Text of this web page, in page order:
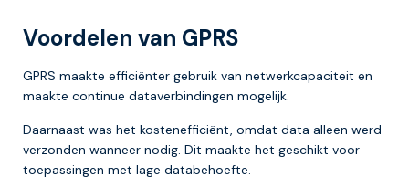
Voordelen van GPRS
GPRS maakte efficiënter gebruik van netwerkcapaciteit en
maakte continue dataverbindingen mogelijk.
Daarnaast was het kostenefficiënt, omdat data alleen werd
verzonden wanneer nodig. Dit maakte het geschikt voor
toepassingen met lage databehoefte.